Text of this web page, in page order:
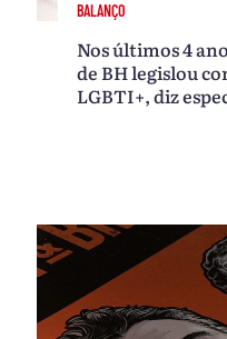
BALANÇO
Nos últimos 4
de BH legislou
LGBTI+, diz